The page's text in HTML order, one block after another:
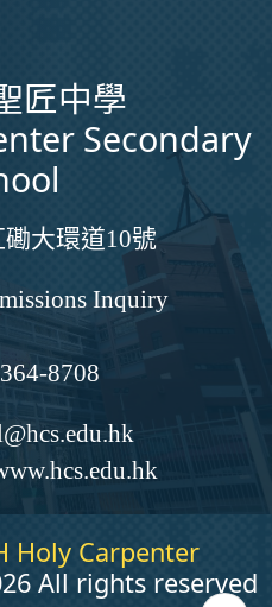
匠中學
Secondary
大環道10號
Inquiry
8708
Holy Carpenter
All rights reserved